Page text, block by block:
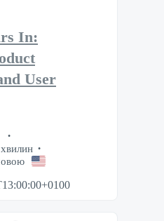
In:
User